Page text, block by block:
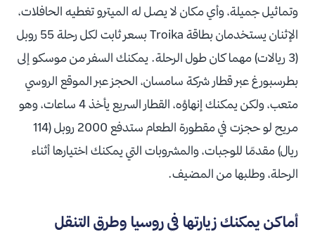
وتماثيل جميلة، وأي مكان لا يصل له الميترو تغطيه الحافلات،
الإثنان يستخدمان بطاقة Troika بسعر ثابت لكل رحلة 55 روبل
(3 ريالات) مهما كان طول الرحلة. يمكنك السفر من موسكو إلى
بطرسبورغ عبر قطار شركة سامسان، الحجز عبر الموقع الروسي
متعب، ولكن يمكنك إنهاؤه، القطار السريع يأخذ 4 ساعات، وهو
مريح لو حجزت في مقطورة الطعام ستدفع 2000 روبل (114
ريال) مقدمًا للوجبات، والمشروبات التي يمكنك اختيارها أثناء
الرحلة، وطلبها من المضيف.
أماكن يمكنك زيارتها في روسيا وطرق التنقل